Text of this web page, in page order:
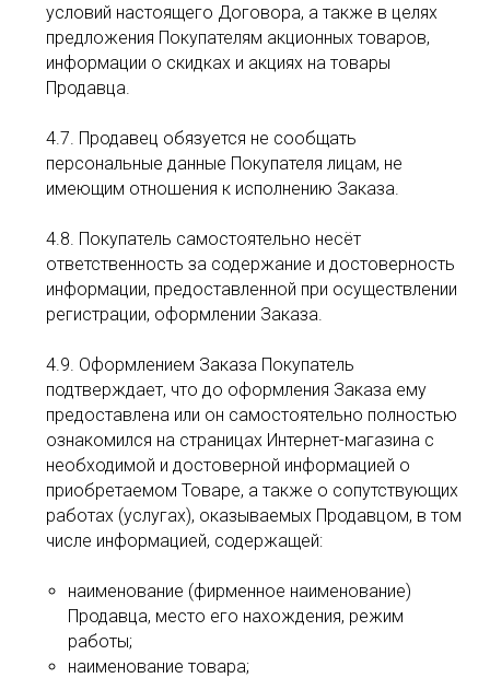
условий настоящего Договора, а также в целях
предложения Покупателям акционных товаров,
информации о скидках и акциях на товары
Продавца.
4.7. Продавец обязуется не сообщать
персональные данные Покупателя лицам, не
имеющим отношения к исполнению Заказа.
4.8. Покупатель самостоятельно несёт
ответственность за содержание и достоверность
информации, предоставленной при осуществлении
регистрации, оформлении Заказа.
4.9. Оформлением Заказа Покупатель
подтверждает, что до оформления Заказа ему
предоставлена или он самостоятельно полностью
ознакомился на страницах Интернет-магазина с
необходимой и достоверной информацией о
приобретаемом Товаре, а также о сопутствующих
работах (услугах), оказываемых Продавцом, в том
числе информацией, содержащей:
наименование (фирменное наименование)
Продавца, место его нахождения, режим
работы;
наименование товара;